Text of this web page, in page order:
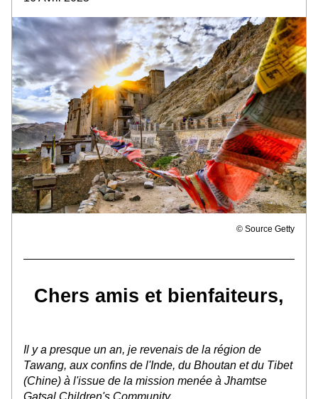
© Source Getty
Chers amis et bienfaiteurs,
Il y a presque un an, je revenais de la région de
Tawang, aux confins de l'Inde, du Bhoutan et du Tibet
(Chine) à l'issue de la mission menée à Jhamtse
Gatsal Children's Community.